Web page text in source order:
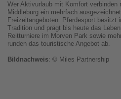
Wer Aktivurlaub mit Komfort
Middleburg ein mehrfach
Freizeitangeboten. Pferdesport besitzt
Tradition und prägt bis heute das
Reitturniere im Morven Park sowie
runden das touristische Angebot ab.
Bildnachweis: © Miles Partnership